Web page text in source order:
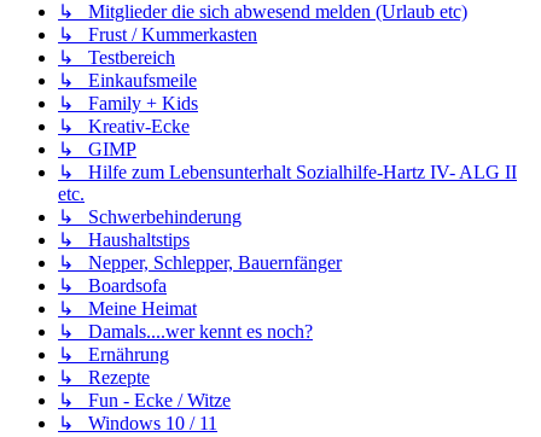
↳ Mitglieder die sich abwesend melden (Urlaub etc)
↳ Frust / Kummerkasten
↳ Testbereich
↳ Einkaufsmeile
↳ Family + Kids
↳ Kreativ-Ecke
↳ GIMP
↳ Hilfe zum Lebensunterhalt Sozialhilfe-Hartz IV- ALG II
etc.
↳ Schwerbehinderung
↳ Haushaltstips
↳ Nepper, Schlepper, Bauernfänger
↳ Boardsofa
↳ Meine Heimat
↳ Damals....wer kennt es noch?
↳ Ernährung
↳ Rezepte
↳ Fun - Ecke / Witze
↳ Windows 10 / 11